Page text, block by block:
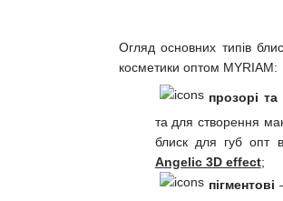
Огляд основних типів
косметики оптом MYRIAM:
прозорі
та для створення
блиск для губ опт
Angelic 3D effect;
пігментові